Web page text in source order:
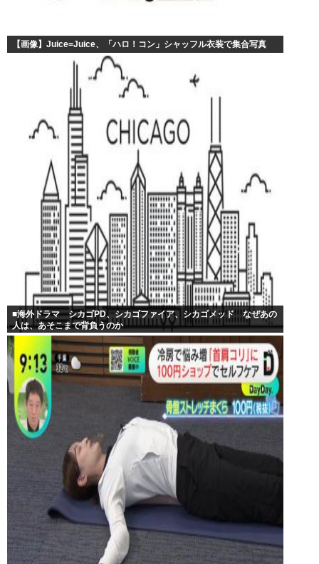
【画像】Juice=Juice、「ハロ！コン」シャッフル衣装で集合写真
■海外ドラマ シカゴPD、シカゴファイア、シカゴメッド なぜあの
人は、あそこまで背負うのか